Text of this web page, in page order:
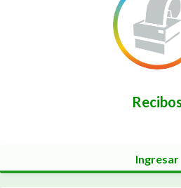
Ingresar